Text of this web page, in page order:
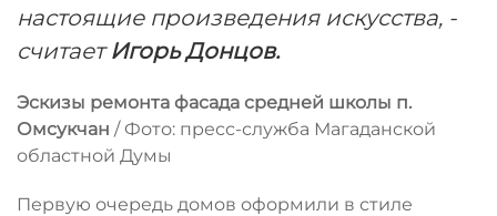
настоящие произведения искусства, -
считаетИгорь Донцов.
Эскизы ремонта фасада средней школы п.
Омсукчан / Фото: пресс-служба Магаданской
областной Думы
Первую очередь домов оформили в стиле